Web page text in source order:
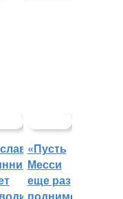
«Пусть
Месси
еще раз